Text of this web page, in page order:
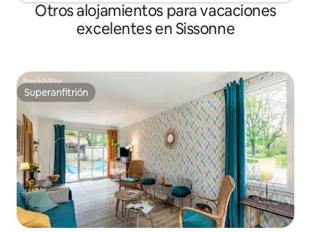
Otros alojamientos para vacaciones
excelentes en Sissonne
Superanfitrión
Superanfitrión